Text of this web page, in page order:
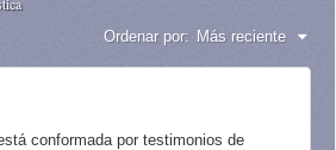
Ordenar por: Más reciente
conformada por testimonios de